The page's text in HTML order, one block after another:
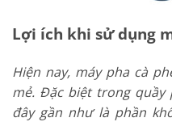
Lợi ích khi sử dụng
Hiện nay, máy pha cà
mẻ. Đặc biệt trong quầy
đây gần như là phần